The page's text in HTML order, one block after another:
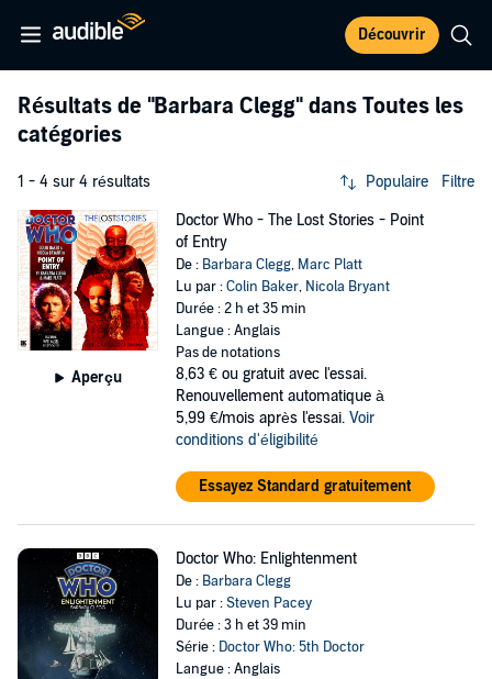
Découvrir
Résultats de "Barbara Clegg" dans Toutes les
catégories
1 - 4 sur 4 résultats Populaire Filtre
Aperçu
Doctor Who - The Lost Stories - Point
of Entry
De : Barbara Clegg, Marc Platt
Lu par :Colin Baker, Nicola Bryant
Durée : 2 h et 35 min
Langue : Anglais
Pas de notations
8,63 € ou gratuit avec l'essai.
Renouvellement automatique à
5,99 €/mois après l'essai. Voir
conditions d'éligibilité
Essayez Standard gratuitement
Doctor Who: Enlightenment
De : Barbara Clegg
Lu par :Steven Pacey
Durée : 3 h et 39 min
Série : Doctor Who: 5th Doctor
Langue : Anglais